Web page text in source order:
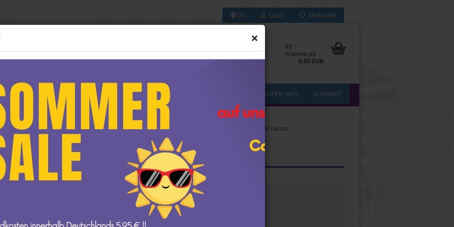
DE Login Merkzettel
Ihr
Warenkorb
0,00 EUR
MODELLE 1:43 MODELLE NEUE GESCHÄFTSRÄUME !! WIR KAUFEN AN !! KONTAKT
WEITERE
anzeigen
1:12 Modelle anzeigen
GP Replicas
GT Spirit
Ottomobile
Startseite » 1:64 Modelle » Lionel Racing / Nascar Shop by Driver - Kyle Larson
Shop by Driver - Kyle Larson